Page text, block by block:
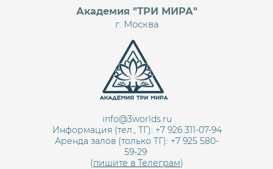
info@3worlds.ru
Информация (тел., ТГ): +7 926 311-07-94
Аренда залов (только ТГ): +7 925 580-
59-29
(пишите в Телеграм)
Академия "ТРИ МИРА"
г. Москва